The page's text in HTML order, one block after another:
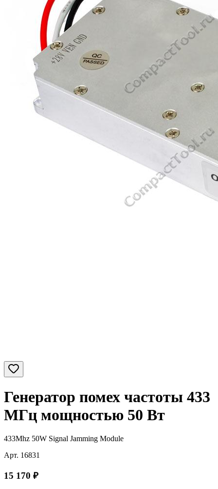
Генератор помех частоты 433
MГц мощностью 50 Вт
433Mhz 50W Signal Jamming Module
Арт. 16831
15 170 ₽